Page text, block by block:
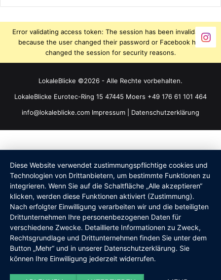
Error validating access token: The session has been invalidated
because the user changed their password or Facebook has
changed the session for security reasons.
LokaleBlicke ©2026 - Alle Rechte vorbehalten.
LokaleBlicke Eurotec-Ring 15 47445 Moers +49 176 61 101 464
info@lokaleblicke.com Impressum Datenschutzerklärung
Diese Website verwendet zustimmungspflichtige cookies und
Technologien von Drittanbietern, um bestimmte Funktionen zu
integrieren. Wenn Sie auf die Schaltfläche „Alle akzeptieren“
klicken, werden diese Funktionen aktiviert (Zustimmung).
Nach erfolgter Einwilligung verarbeiten wir und die beteiligten
Drittunternehmen Ihre personenbezogenen Daten für
verschiedene Zwecke. Detaillierte Informationen zu Zweck,
Rechtsgrundlage und Drittunternehmen finden Sie unter dem
Button „Mehr“ und in unserer Datenschutzerklärung. Sie
können Ihre Einwilligung jederzeit widerrufen.